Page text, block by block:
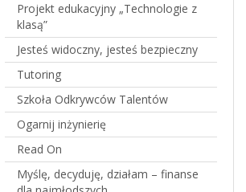
Projekt edukacyjny „Technologie z
klasą”
Jesteś widoczny, jesteś bezpieczny
Tutoring
Szkoła Odkrywców Talentów
Ogarnij inżynierię
Read On
Myślę, decyduję, działam – finanse